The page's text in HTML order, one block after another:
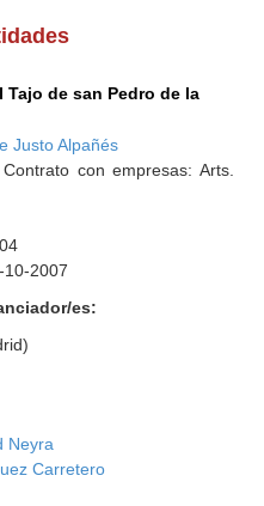
de san Pedro de la
Justo Alpañés
con empresas: Arts.
10-2007
es:
Neyra
Carretero